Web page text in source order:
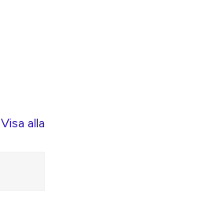
Visa alla